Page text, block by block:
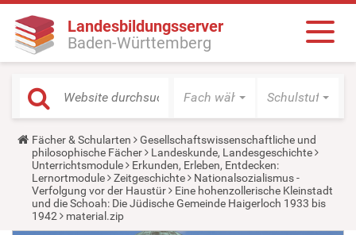
Landesbildungsserver
Baden-Württemberg
Fach wählen Schulstufe
Y
o
u
a
r
e
h
e
Fächer & Schularten
Gesellschaftswissenschaftliche und
philosophische Fächer
Landeskunde, Landesgeschichte
Unterrichtsmodule
Erkunden, Erleben, Entdecken:
Lernortmodule
Zeitgeschichte
Nationalsozialismus -
Verfolgung vor der Haustür
Eine hohenzollerische Kleinstadt
und die Schoah: Die Jüdische Gemeinde Haigerloch 1933 bis
1942
material.zip